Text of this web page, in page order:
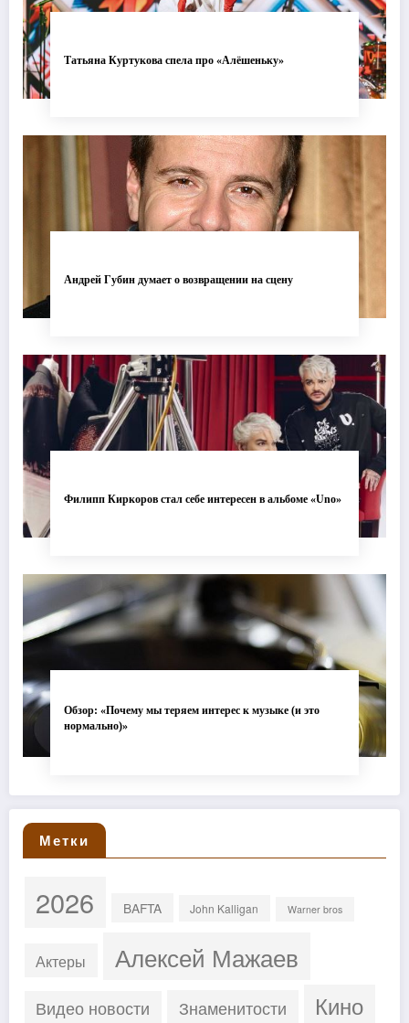
Татьяна Куртукова спела про «Алёшеньку»
Андрей Губин думает о возвращении на сцену
Филипп Киркоров стал себе интересен в альбоме «Uno»
Обзор: «Почему мы теряем интерес к музыке (и это
нормально)»
Метки
2026 BAFTA John Kalligan Warner bros
Актеры Алексей Мажаев
Видео новости Знаменитости Кино